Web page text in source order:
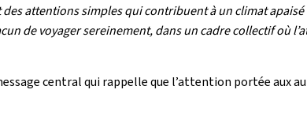
attentions simples qui contribuent à un climat
de voyager sereinement, dans un cadre collectif où
central qui rappelle que l’attention portée aux